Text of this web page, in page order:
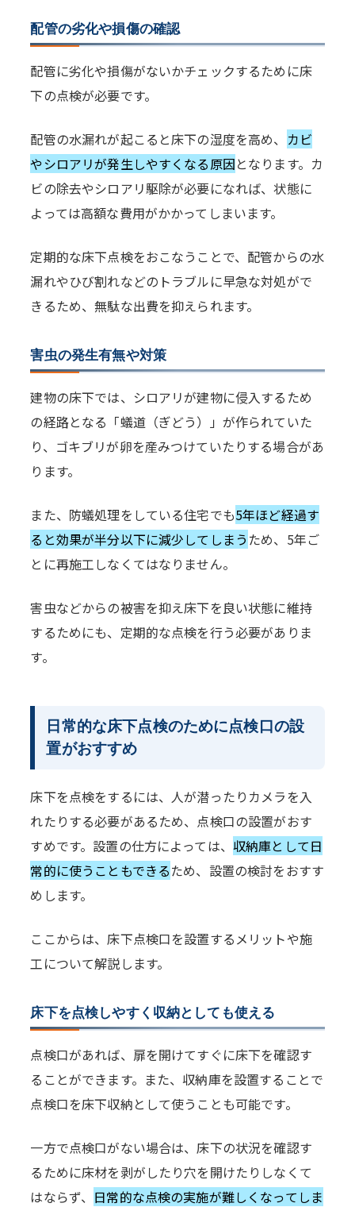
配管の劣化や損傷の確認
配管に劣化や損傷がないかチェックするために床
下の点検が必要です。
配管の水漏れが起こると床下の湿度を高め、 カビ
やシロアリが発生しやすくなる原因となります。カ
ビの除去やシロアリ駆除が必要になれば、状態に
よっては高額な費用がかかってしまいます。
定期的な床下点検をおこなうことで、配管からの水
漏れやひび割れなどのトラブルに早急な対処がで
きるため、無駄な出費を抑えられます。
害虫の発生有無や対策
建物の床下では、シロアリが建物に侵入するため
の経路となる「蟻道（ぎどう）」が作られていた
り、ゴキブリが卵を産みつけていたりする場合があ
ります。
また、防蟻処理をしている住宅でも5年ほど経過す
ると効果が半分以下に減少してしまう ため、5年ご
とに再施工しなくてはなりません。
害虫などからの被害を抑え床下を良い状態に維持
するためにも、定期的な点検を行う必要がありま
す。
日常的な床下点検のために点検口の設
置がおすすめ
床下を点検をするには、人が潜ったりカメラを入
れたりする必要があるため、点検口の設置がおす
すめです。設置の仕方によっては、 収納庫として日
常的に使うこともできるため、設置の検討をおすす
めします。
ここからは、床下点検口を設置するメリットや施
工について解説します。
床下を点検しやすく収納としても使える
点検口があれば、扉を開けてすぐに床下を確認す
ることができます。また、収納庫を設置することで
点検口を床下収納として使うことも可能です。
一方で点検口がない場合は、床下の状況を確認す
るために床材を剥がしたり穴を開けたりしなくて
はならず、 日常的な点検の実施が難しくなってしま